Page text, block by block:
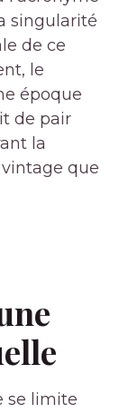
singularité
de ce
le
époque
de pair
la
que
se limite